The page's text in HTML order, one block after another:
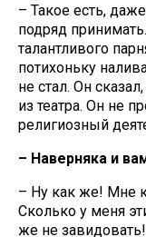
– Такое есть,
подряд
талантливого
потихоньку
не стал. Он
из театра. Он не
религиозный
– Наверняка и
– Ну как же! Мне
Сколько у меня
же не завидовать!